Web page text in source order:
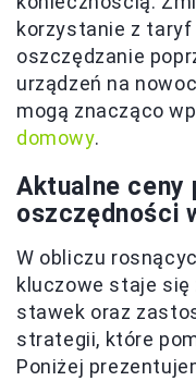
korzystanie z
oszczędzanie
urządzeń na
mogą znacząco
domowy.
Aktualne ceny
oszczędności
W obliczu
kluczowe staje
stawek oraz
strategii, które
Poniżej